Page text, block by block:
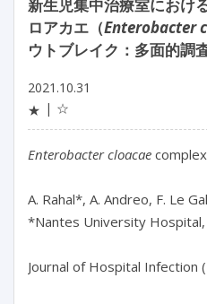
新生児集中治療室におけ
ロアカエ（Enterobacter
ウトブレイク：多面的調
2021.10.31
★
☆
Enterobacter cloacae
A. Rahal*, A. Andreo, F. Le
*Nantes University Hospital,
Journal of Hospital Infection